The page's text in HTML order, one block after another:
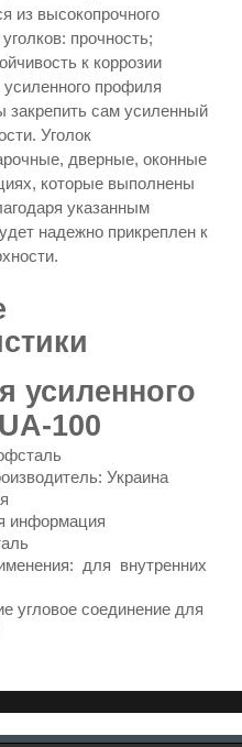
из высокопрочного
прочность;
к коррозии
профиля
закрепить сам усиленный
Уголок
дверные, оконные
которые выполнены
указанным
надежно прикреплен к
усиленного
100
Украина
информация
для внутренних
угловое соединение для